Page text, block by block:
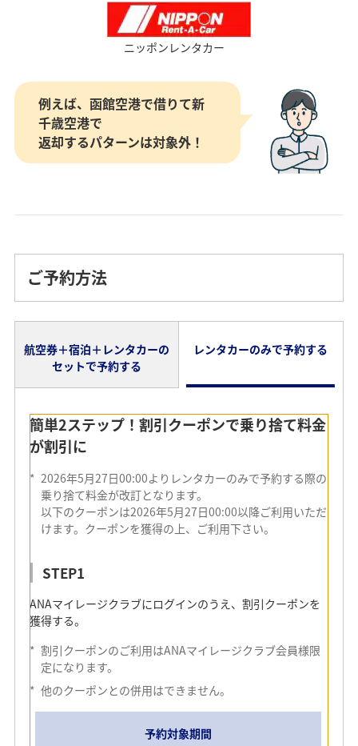
ニッポンレンタカー
例えば、函館空港で借りて新
千歳空港で
返却するパターンは対象外！
ご予約方法
航空券＋宿泊＋レンタカーの
セットで予約する
レンタカーのみで予約する
簡単2ステップ！専用プランで予約すれば乗り
捨て料金が割引に
STEP1
行きの飛行機の到着空港を「新千歳空港」、帰りの飛行機
STEP2
約完了！
ン」の記載があるプランをご選択ください。キャンペー
ン対象のプランを選択されない場合、割引が適用になり
ませんのでご注意ください。
簡単2ステップ！割引クーポンで乗り捨て料金
が割引に
* 2026年5月27日00:00よりレンタカーのみで予約する際の
乗り捨て料金が改訂となります。
以下のクーポンは2026年5月27日00:00以降ご利用いただ
けます。クーポンを獲得の上、ご利用下さい。
STEP1
ANAマイレージクラブにログインのうえ、割引クーポンを
獲得する。
* 割引クーポンのご利用はANAマイレージクラブ会員様限
定になります。
* 他のクーポンとの併用はできません。
予約対象期間